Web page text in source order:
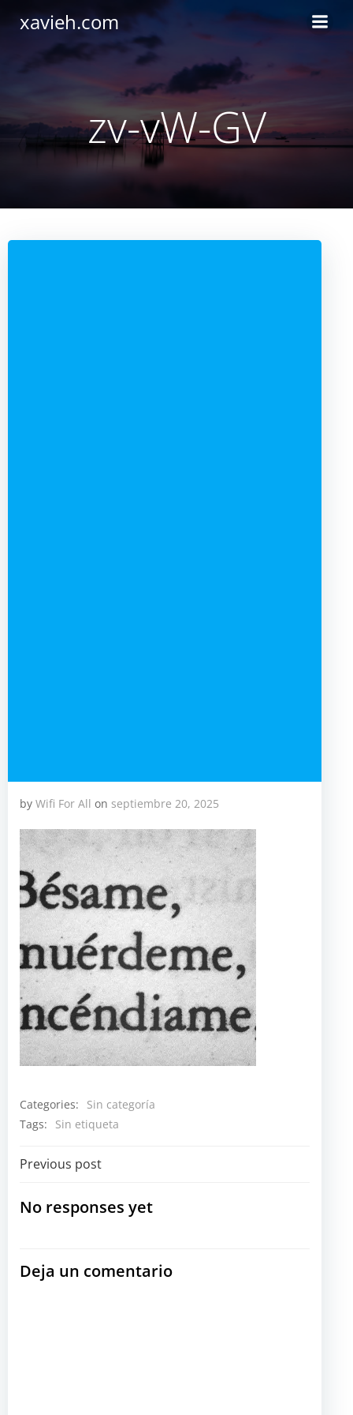
xavieh.com
zv-vW-GV
by Wifi For All on septiembre 20, 2025
Categories:
Sin categoría
Tags:
Sin etiqueta
Navegación
por
entradas
Previous post
No responses yet
Deja un comentario